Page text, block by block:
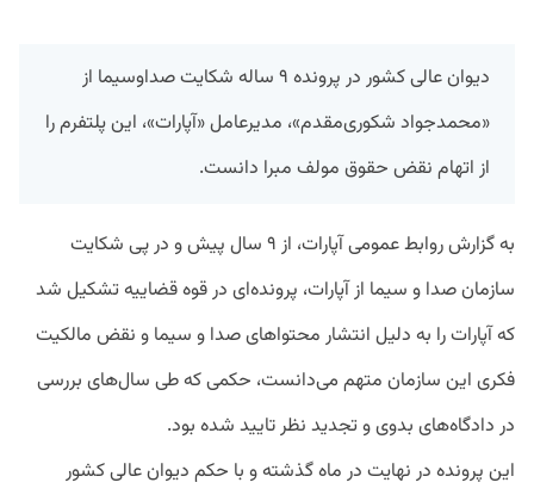
دیوان عالی کشور در پرونده ۹ ساله شکایت صداوسیما از
«محمدجواد شکوری‌مقدم»، مدیرعامل «آپارات»، این پلتفرم را
از اتهام نقض حقوق مولف مبرا دانست.
به گزارش روابط عمومی آپارات، از ۹ سال پیش و در پی شکایت
سازمان صدا و سیما از آپارات، پرونده‌ای در قوه قضاییه تشکیل شد
که آپارات را به دلیل انتشار محتواهای صدا و سیما و نقض مالکیت
فکری این سازمان متهم می‌دانست، حکمی که طی سال‌های بررسی
در دادگاه‌های بدوی و تجدید نظر تایید شده بود.
این پرونده در نهایت در ماه گذشته و با حکم دیوان عالی کشور